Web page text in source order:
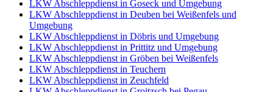
LKW Abschleppdienst in Goseck und Umgebung
LKW Abschleppdienst in Deuben bei Weißenfels und
Umgebung
LKW Abschleppdienst in Döbris und Umgebung
LKW Abschleppdienst in Prittitz und Umgebung
LKW Abschleppdienst in Gröben bei Weißenfels
LKW Abschleppdienst in Teuchern
LKW Abschleppdienst in Zeuchfeld